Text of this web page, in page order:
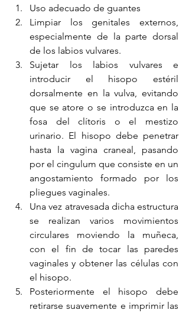
Uso adecuado de guantes
Limpiar los genitales externos,
especialmente de la parte dorsal
de los labios vulvares.
Sujetar los labios vulvares e
introducir el hisopo estéril
dorsalmente en la vulva, evitando
que se atore o se introduzca en la
fosa del clítoris o el mestizo
urinario. El hisopo debe penetrar
hasta la vagina craneal, pasando
por el cingulum que consiste en un
angostamiento formado por los
pliegues vaginales.
Una vez atravesada dicha estructura
se realizan varios movimientos
circulares moviendo la muñeca,
con el fin de tocar las paredes
vaginales y obtener las células con
el hisopo.
Posteriormente el hisopo debe
retirarse suavemente e imprimir las